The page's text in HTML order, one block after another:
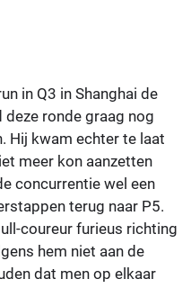
in Q3 in Shanghai de
deze ronde graag nog
Hij kwam echter te laat
meer kon aanzetten
concurrentie wel een
terug naar P5.
coureur furieus richting
hem niet aan de
dat men op elkaar